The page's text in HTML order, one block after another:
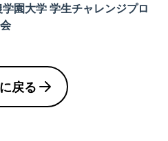
学園大学 学生チャレンジプロ
戻る